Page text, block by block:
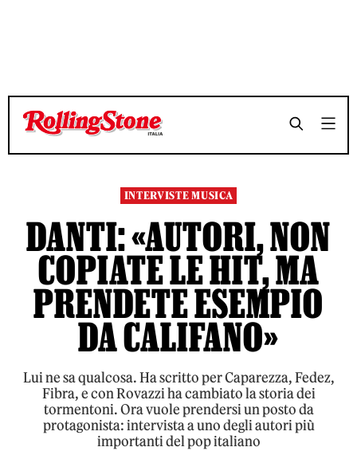
TEMPO DI LETTURA 12 MINUTI SHARE
TEMPO DI LETTURA 12 MINUTI SHARE
INTERVISTE MUSICA
DANTI: «AUTORI, NON
COPIATE LE HIT, MA
PRENDETE ESEMPIO
DA CALIFANO»
Lui ne sa qualcosa. Ha scritto per Caparezza, Fedez,
Fibra, e con Rovazzi ha cambiato la storia dei
tormentoni. Ora vuole prendersi un posto da
protagonista: intervista a uno degli autori più
importanti del pop italiano